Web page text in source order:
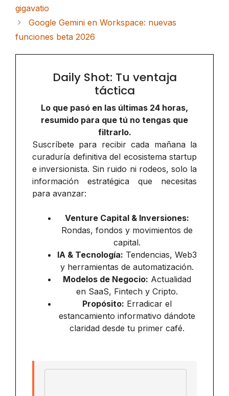
gigavatio
Google Gemini en Workspace: nuevas
funciones beta 2026
Daily Shot: Tu ventaja
táctica
Lo que pasó en las últimas 24 horas,
resumido para que tú no tengas que
filtrarlo.
Suscríbete para recibir cada mañana la
curaduría definitiva del ecosistema startup
e inversionista. Sin ruido ni rodeos, solo la
información estratégica que necesitas
para avanzar:
Venture Capital & Inversiones:
Rondas, fondos y movimientos de
capital.
IA & Tecnología: Tendencias, Web3
y herramientas de automatización.
Modelos de Negocio: Actualidad
en SaaS, Fintech y Cripto.
Propósito: Erradicar el
estancamiento informativo dándote
claridad desde tu primer café.